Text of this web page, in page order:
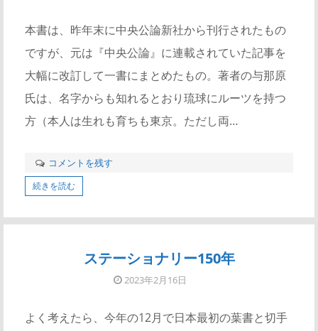
本書は、昨年末に中央公論新社から刊行されたもの
ですが、元は『中央公論』に連載されていた記事を
大幅に改訂して一書にまとめたもの。著者の与那原
氏は、名字からも知れるとおり琉球にルーツを持つ
方（本人は生れも育ちも東京。ただし両…
コメントを残す
続きを読む
ステーショナリー150年
2023年2月16日
よく考えたら、今年の12月で日本最初の葉書と切手